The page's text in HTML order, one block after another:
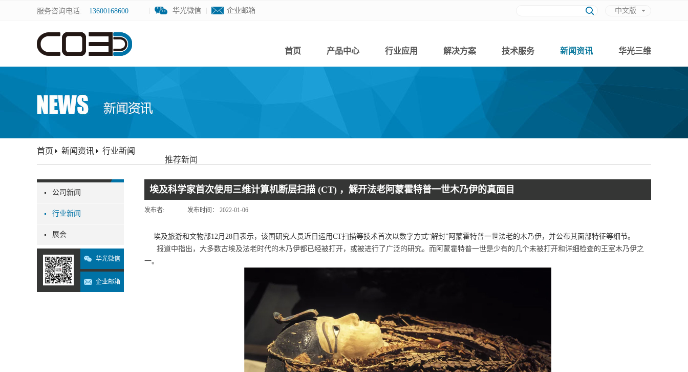
服务咨询电话: 13600168600
中文版
企业邮箱
华光微信 企业邮箱
华光微信
首页 产品中心 行业应用 解决方案 技术服务 新闻资讯 华光三维
公司新闻
行业新闻
展会
华光微信
企业邮箱
首页 新闻资讯 行业新闻
埃及科学家首次使用三维计算机断层扫描 (CT) ，解开法老阿蒙霍特普一世木乃伊的真面目
发布者: 发布时间： 2022-01-06
埃及旅游和文物部12月28日表示，该国研究人员近日运用CT扫描等技术首次以数字方式“解封”阿蒙霍特普一世法老的木乃伊，并公布其面部特征等细节。
报道中指出，大多数古埃及法老时代的木乃伊都已经被打开，或被进行了广泛的研究。而阿蒙霍特普一世是少有的几个未被打开和详细检查的王室木乃伊之
一。
推荐新闻